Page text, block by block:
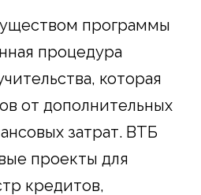
программы
процедура
которая
от дополнительных
затрат. ВТБ
проекты для
кредитов,